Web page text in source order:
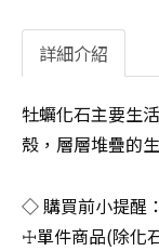
詳細介紹
牡蠣化石主要生
殼，層層堆疊的
◇ 購買前小提醒：
☩單件商品(除化